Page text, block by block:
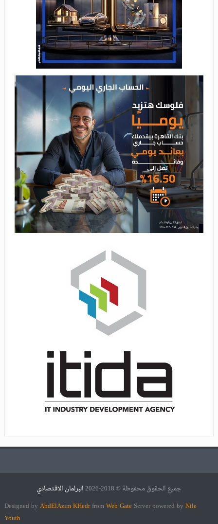
جميع الحقوق محفوظة © 2018-2026
البرلمان الاقتصادي
Designed by AbdElAzim KHedrfromWeb Gate Server powered by Nile
Youth